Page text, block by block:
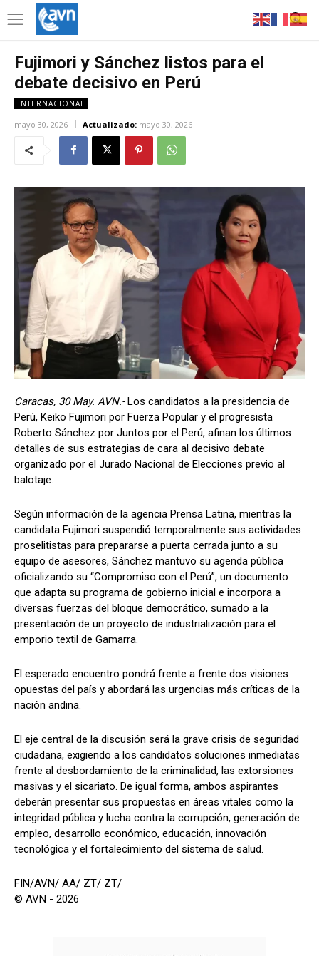
Fujimori y Sánchez listos para el
debate decisivo en Perú
INTERNACIONAL
mayo 30, 2026 Actualizado: mayo 30, 2026
Caracas, 30 May. AVN.-Los candidatos a la presidencia de
Perú, Keiko Fujimori por Fuerza Popular y el progresista
Roberto Sánchez por Juntos por el Perú, afinan los últimos
detalles de sus estrategias de cara al decisivo debate
organizado por el Jurado Nacional de Elecciones previo al
balotaje.
Según información de la agencia Prensa Latina, mientras la
candidata Fujimori suspendió temporalmente sus actividades
proselitistas para prepararse a puerta cerrada junto a su
equipo de asesores, Sánchez mantuvo su agenda pública
oficializando su “Compromiso con el Perú”, un documento
que adapta su programa de gobierno inicial e incorpora a
diversas fuerzas del bloque democrático, sumado a la
presentación de un proyecto de industrialización para el
emporio textil de Gamarra.
El esperado encuentro pondrá frente a frente dos visiones
opuestas del país y abordará las urgencias más críticas de la
nación andina.
El eje central de la discusión será la grave crisis de seguridad
ciudadana, exigiendo a los candidatos soluciones inmediatas
frente al desbordamiento de la criminalidad, las extorsiones
masivas y el sicariato. De igual forma, ambos aspirantes
deberán presentar sus propuestas en áreas vitales como la
integridad pública y lucha contra la corrupción, generación de
empleo, desarrollo económico, educación, innovación
tecnológica y el fortalecimiento del sistema de salud.
FIN/AVN/ AA/ ZT/ ZT/
© AVN - 2026